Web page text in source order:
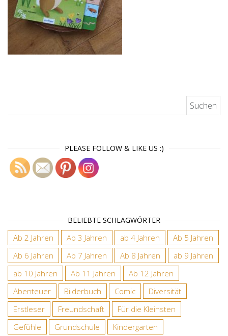
PLEASE FOLLOW & LIKE US :)
BELIEBTE SCHLAGWÖRTER
Ab 2 Jahren Ab 3 Jahren ab 4 Jahren
Ab 5 Jahren
Ab 6 Jahren
Ab 7 Jahren Ab 8 Jahren
ab 9 Jahren
ab 10 Jahren
Ab 11 Jahren
Ab 12 Jahren
Abenteuer
Bilderbuch Comic
Diversität
Erstleser
Freundschaft
Für die Kleinsten
Gefühle
Grundschule
Kindergarten